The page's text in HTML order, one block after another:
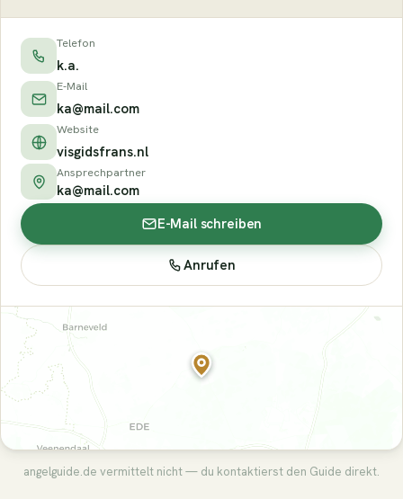
Telefon
k.a.
E-Mail
ka@mail.com
Website
visgidsfrans.nl
Ansprechpartner
ka@mail.com
E-Mail schreiben
Anrufen
angelguide.de vermittelt nicht — du kontaktierst den Guide direkt.